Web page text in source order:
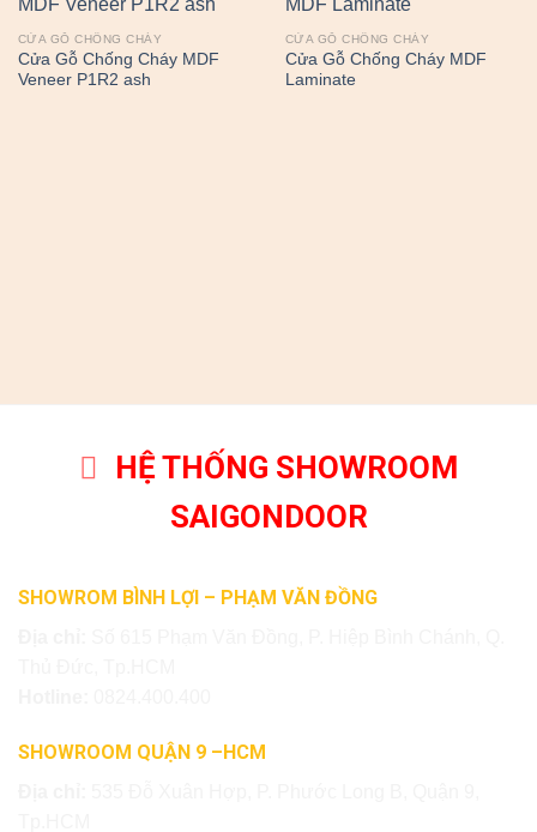
CỬA GỖ CHỐNG CHÁY
Cửa Gỗ Chống Cháy MDF
Veneer P1R2 ash
CỬA GỖ CHỐNG CHÁY
Cửa Gỗ Chống Cháy MDF
Laminate
HỆ THỐNG SHOWROOM
SAIGONDOOR
SHOWROM BÌNH LỢI – PHẠM VĂN ĐỒNG
SHOWROOM QUẬN 9 –HCM